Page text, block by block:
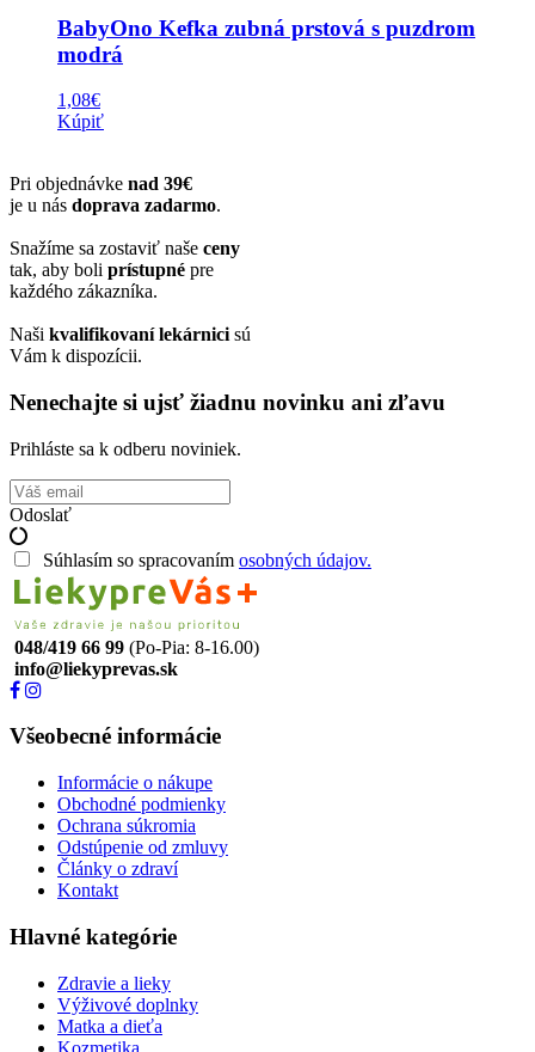
BabyOno Kefka zubná prstová s puzdrom
modrá
1,08€
Kúpiť
Pri objednávke nad 39€
je u nás doprava zadarmo.
Snažíme sa zostaviť naše ceny
tak, aby boli prístupné pre
každého zákazníka.
Naši kvalifikovaní lekárnici sú
Vám k dispozícii.
Nenechajte si ujsť žiadnu novinku ani zľavu
Prihláste sa k odberu noviniek.
Odoslať
Súhlasím so spracovaním osobných údajov.
048/419 66 99 (Po-Pia: 8-16.00)
info@liekyprevas.sk
Všeobecné informácie
Informácie o nákupe
Obchodné podmienky
Ochrana súkromia
Odstúpenie od zmluvy
Články o zdraví
Kontakt
Hlavné kategórie
Zdravie a lieky
Výživové doplnky
Matka a dieťa
Kozmetika